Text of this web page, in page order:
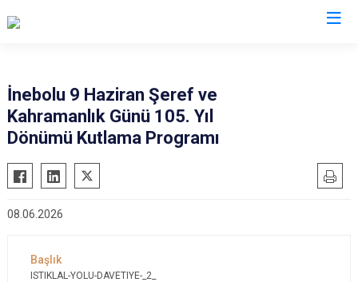
İnebolu 9 Haziran Şeref ve
Kahramanlık Günü 105. Yıl
Dönümü Kutlama Programı
08.06.2026
ISTIKLAL-YOLU-DAVETIYE-_2_